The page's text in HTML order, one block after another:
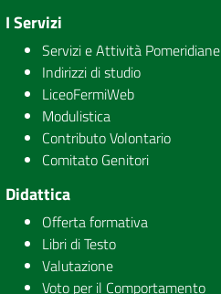
I Servizi
Servizi e Attività Pomeridiane
Indirizzi di studio
LiceoFermiWeb
Modulistica
Contributo Volontario
Comitato Genitori
Didattica
Offerta formativa
Libri di Testo
Valutazione
Voto per il Comportamento